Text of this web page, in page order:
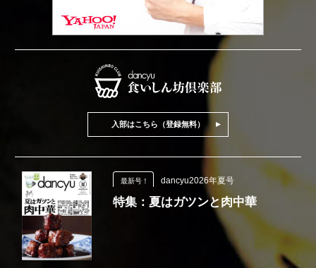
入部はこちら（登録無料）
最新号！ dancyu2026年夏号
特集：夏はガツンと肉中華